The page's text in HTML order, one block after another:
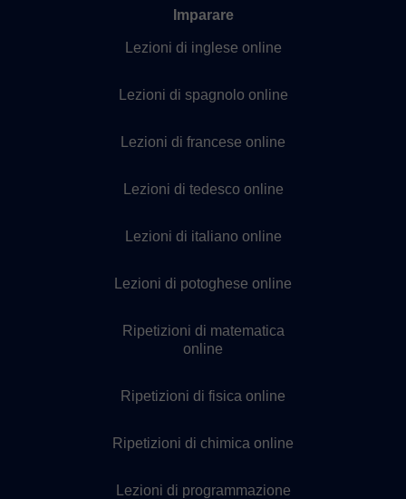
Imparare
Lezioni di inglese online
Lezioni di spagnolo online
Lezioni di francese online
Lezioni di tedesco online
Lezioni di italiano online
Lezioni di potoghese online
Ripetizioni di matematica
online
Ripetizioni di fisica online
Ripetizioni di chimica online
Lezioni di programmazione